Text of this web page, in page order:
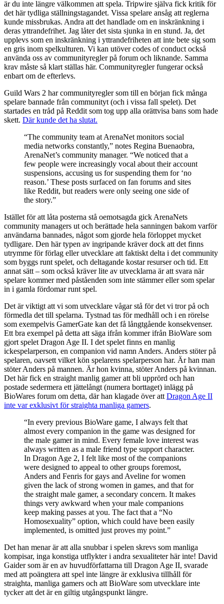
är du inte längre välkommen att spela. Tripwire själva fick kritik för
det här tydliga ställningstagandet. Vissa spelare ansåg att reglerna
kunde missbrukas. Andra att det handlade om en inskränkning i
deras yttrandefrihet. Jag låter det sista sjunka in en stund. Ja, det
upplevs som en inskränkning i yttrandefriheten att inte bete sig som
en gris inom spelkulturen. Vi kan utöver codes of conduct också
använda oss av communityregler på forum och liknande. Samma
krav måste så klart ställas här. Communityregler fungerar också
enbart om de efterlevs.
Guild Wars 2 har communityregler som till en början fick många
spelare bannade från communityt (och i vissa fall spelet). Det
startades en tråd på Reddit som tog upp alla orättvisa bans som hade
skett. Där kunde det ha slutat.
“The community team at ArenaNet monitors social
media networks constantly,” notes Regina Buenaobra,
ArenaNet’s community manager. “We noticed that a
few people were increasingly vocal about their account
suspensions, accusing us for suspending them for ‘no
reason.’ These posts surfaced on fan forums and sites
like Reddit, but readers were only seeing one side of
the story.”
Istället för att låta posterna stå oemotsagda gick ArenaNets
community managers ut och berättade hela sanningen bakom varför
användarna bannades, något som gjorde hela förloppet mycket
tydligare. Den här typen av ingripande kräver dock att det finns
utrymme för förlag eller utvecklare att faktiskt delta i det community
som byggs runt spelet, och deltagande kostar resurser och tid. Ett
annat sätt – som också kräver lite av utvecklarna är att svara när
spelare kommer med påståenden som inte stämmer eller som spelar
in i gamla fördomar runt spel.
Det är viktigt att vi som utvecklare vågar stå för det vi tror på och
förmedla det till spelarna. Tystnad tas för medhåll och i en rörelse
som exempelvis GamerGate kan det få långtgående konsekvenser.
Ett bra exempel på detta att säga ifrån kommer ifrån BioWare som
gjort spelet Dragon Age II. I det spelet finns en manlig
ickespelarperson, en companion vid namn Anders. Anders stöter på
spelaren, oavsett vilket kön spelarens spelarperson har. Är han man
stöter Anders på mannen. Är hon kvinna, stöter Anders på kvinnan.
Det här fick en straight manlig gamer att bli upprörd och han
postade sedermera ett jättelångt (numera borttaget) inlägg på
BioWares forum om detta, där han klagade över att Dragon Age II
inte var exklusivt för straighta manliga gamers.
“In every previous BioWare game, I always felt that
almost every companion in the game was designed for
the male gamer in mind. Every female love interest was
always written as a male friend type support character.
In Dragon Age 2, I felt like most of the companions
were designed to appeal to other groups foremost,
Anders and Fenris for gays and Aveline for women
given the lack of strong women in games, and that for
the straight male gamer, a secondary concern. It makes
things very awkward when your male companions
keep making passes at you. The fact that a “No
Homosexuality” option, which could have been easily
implemented, is omitted just proves my point.”
Det han menar är att alla snubbar i spelen skrevs som manliga
kompisar, inga konstiga utflykter i andra sexualiteter här inte! David
Gaider som är en av huvudförfattarna till Dragon Age II, svarade
med att poängtera att spel inte längre är exklusiva tillhåll för
straighta, manliga gamers och att BioWare som utvecklare inte
tycker att det är en giltig utgångspunkt längre.